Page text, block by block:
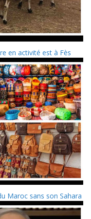
en activité est à Fès
Maroc sans son Sahara